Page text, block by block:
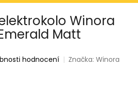
Winora
Matt
hodnocení Značka:Winora